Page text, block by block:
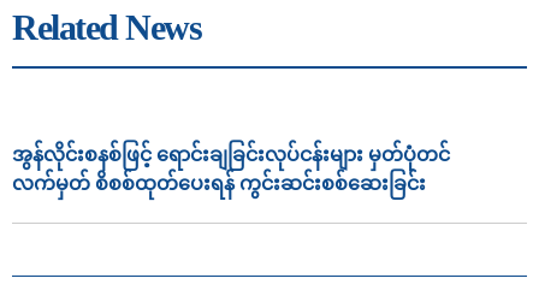
Related News
အွန်လိုင်းစနစ်ဖြင့် ရောင်းချခြင်းလုပ်ငန်းများ မှတ်ပုံတင်
လက်မှတ် စိစစ်ထုတ်ပေးရန် ကွင်းဆင်းစစ်ဆေးခြင်း